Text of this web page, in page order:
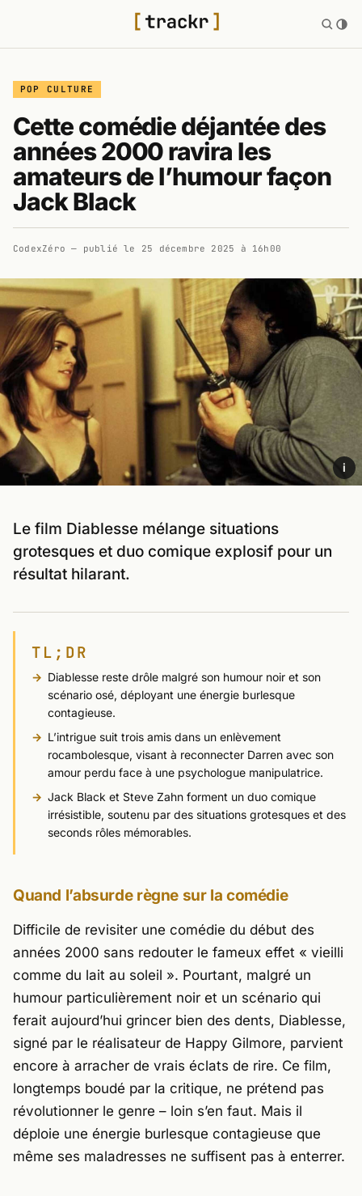
POP CULTURE
Cette comédie déjantée des
années 2000 ravira les
amateurs de l’humour façon
Jack Black
CodexZéro — publié le 25 décembre 2025 à 16h00
i
Le film Diablesse mélange situations
grotesques et duo comique explosif pour un
résultat hilarant.
TL;DR
Diablesse reste drôle malgré son humour noir et son
scénario osé, déployant une énergie burlesque
contagieuse.
L’intrigue suit trois amis dans un enlèvement
rocambolesque, visant à reconnecter Darren avec son
amour perdu face à une psychologue manipulatrice.
Jack Black et Steve Zahn forment un duo comique
irrésistible, soutenu par des situations grotesques et des
seconds rôles mémorables.
Quand l’absurde règne sur la comédie
Difficile de revisiter une comédie du début des
années 2000 sans redouter le fameux effet « vieilli
comme du lait au soleil ». Pourtant, malgré un
humour particulièrement noir et un scénario qui
ferait aujourd’hui grincer bien des dents, Diablesse,
signé par le réalisateur de Happy Gilmore, parvient
encore à arracher de vrais éclats de rire. Ce film,
longtemps boudé par la critique, ne prétend pas
révolutionner le genre – loin s’en faut. Mais il
déploie une énergie burlesque contagieuse que
même ses maladresses ne suffisent pas à enterrer.